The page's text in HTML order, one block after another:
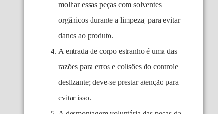
molhar essas peças com solventes
orgânicos durante a limpeza, para evitar
danos ao produto.
A entrada de corpo estranho é uma das
razões para erros e colisões do controle
deslizante; deve-se prestar atenção para
evitar isso.